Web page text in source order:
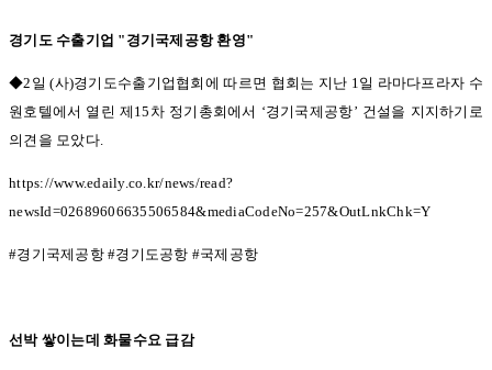
경기도 수출기업 " 경기국제공항 환영"
◆2일(사)경기도수출기업협회에 따르면 협회는 지난 1일 라마다프라자 수
원호텔에서 열린 제 15 차 정기총회에서 ‘경기국제공항’ 건설을 지지하기로
의견을 모았다.
https://www.edaily.co.kr/news/read?
newsId=02689606635506584&mediaCodeNo=257&OutLnkChk=Y
#경기국제공항#경기도공항 #국제공항
선박 쌓이는데 화물수요 급감